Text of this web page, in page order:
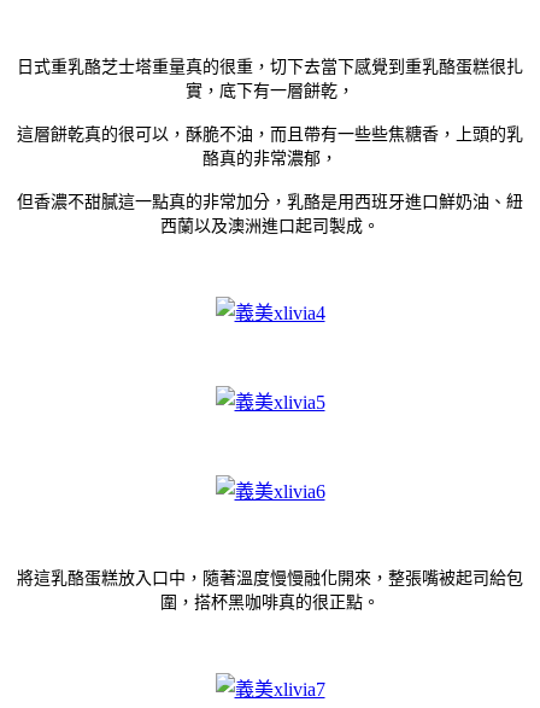
日式重乳酪芝士塔重量真的很重，切下去當下感覺到重乳酪蛋糕很扎
實，底下有一層餅乾，
這層餅乾真的很可以，酥脆不油，而且帶有一些些焦糖香，上頭的乳
酪真的非常濃郁，
但香濃不甜膩這一點真的非常加分，乳酪是用 西班牙進口鮮奶油、紐
西蘭以及澳洲進口起司製成。
將這乳酪蛋糕放入口中，隨著溫度慢慢融化開來，整張嘴被起司給包
圍，搭杯黑咖啡真的很正點。